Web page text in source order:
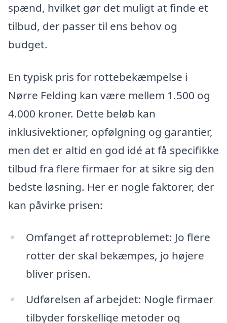
spænd, hvilket gør det muligt at finde et
tilbud, der passer til ens behov og
budget.
En typisk pris for rottebekæmpelse i
Nørre Felding kan være mellem 1.500 og
4.000 kroner. Dette beløb kan
inklusivektioner, opfølgning og garantier,
men det er altid en god idé at få specifikke
tilbud fra flere firmaer for at sikre sig den
bedste løsning. Her er nogle faktorer, der
kan påvirke prisen:
Omfanget af rotteproblemet: Jo flere
rotter der skal bekæmpes, jo højere
bliver prisen.
Udførelsen af arbejdet: Nogle firmaer
tilbyder forskellige metoder og